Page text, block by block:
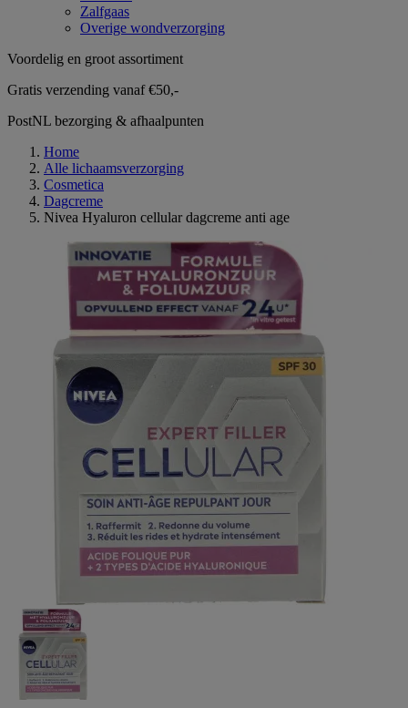
Zalfgaas
Overige wondverzorging
Voordelig en groot assortiment
Gratis verzending vanaf €50,-
PostNL bezorging & afhaalpunten
Home
Alle lichaamsverzorging
Cosmetica
Dagcreme
Nivea Hyaluron cellular dagcreme anti age